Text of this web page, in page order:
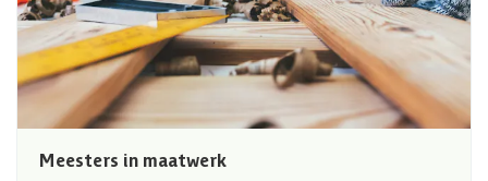
Meesters in maatwerk